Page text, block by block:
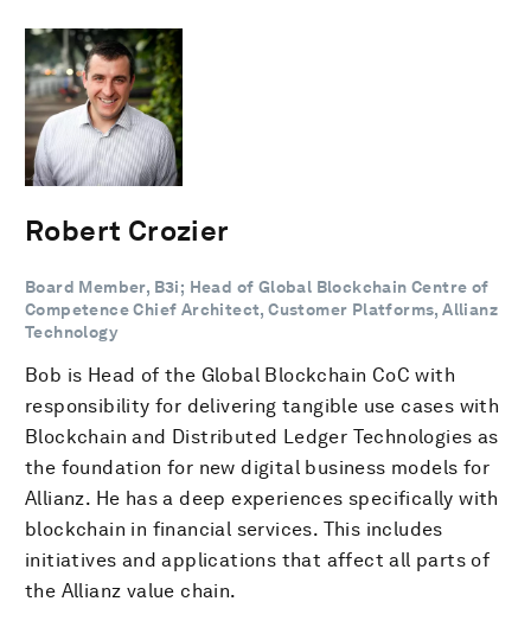
Robert Crozier
Board Member, B3i; Head of Global Blockchain Centre of
Competence Chief Architect, Customer Platforms, Allianz
Technology
Bob is Head of the Global Blockchain CoC with
responsibility for delivering tangible use cases with
Blockchain and Distributed Ledger Technologies as
the foundation for new digital business models for
Allianz. He has a deep experiences specifically with
blockchain in financial services. This includes
initiatives and applications that affect all parts of
the Allianz value chain.